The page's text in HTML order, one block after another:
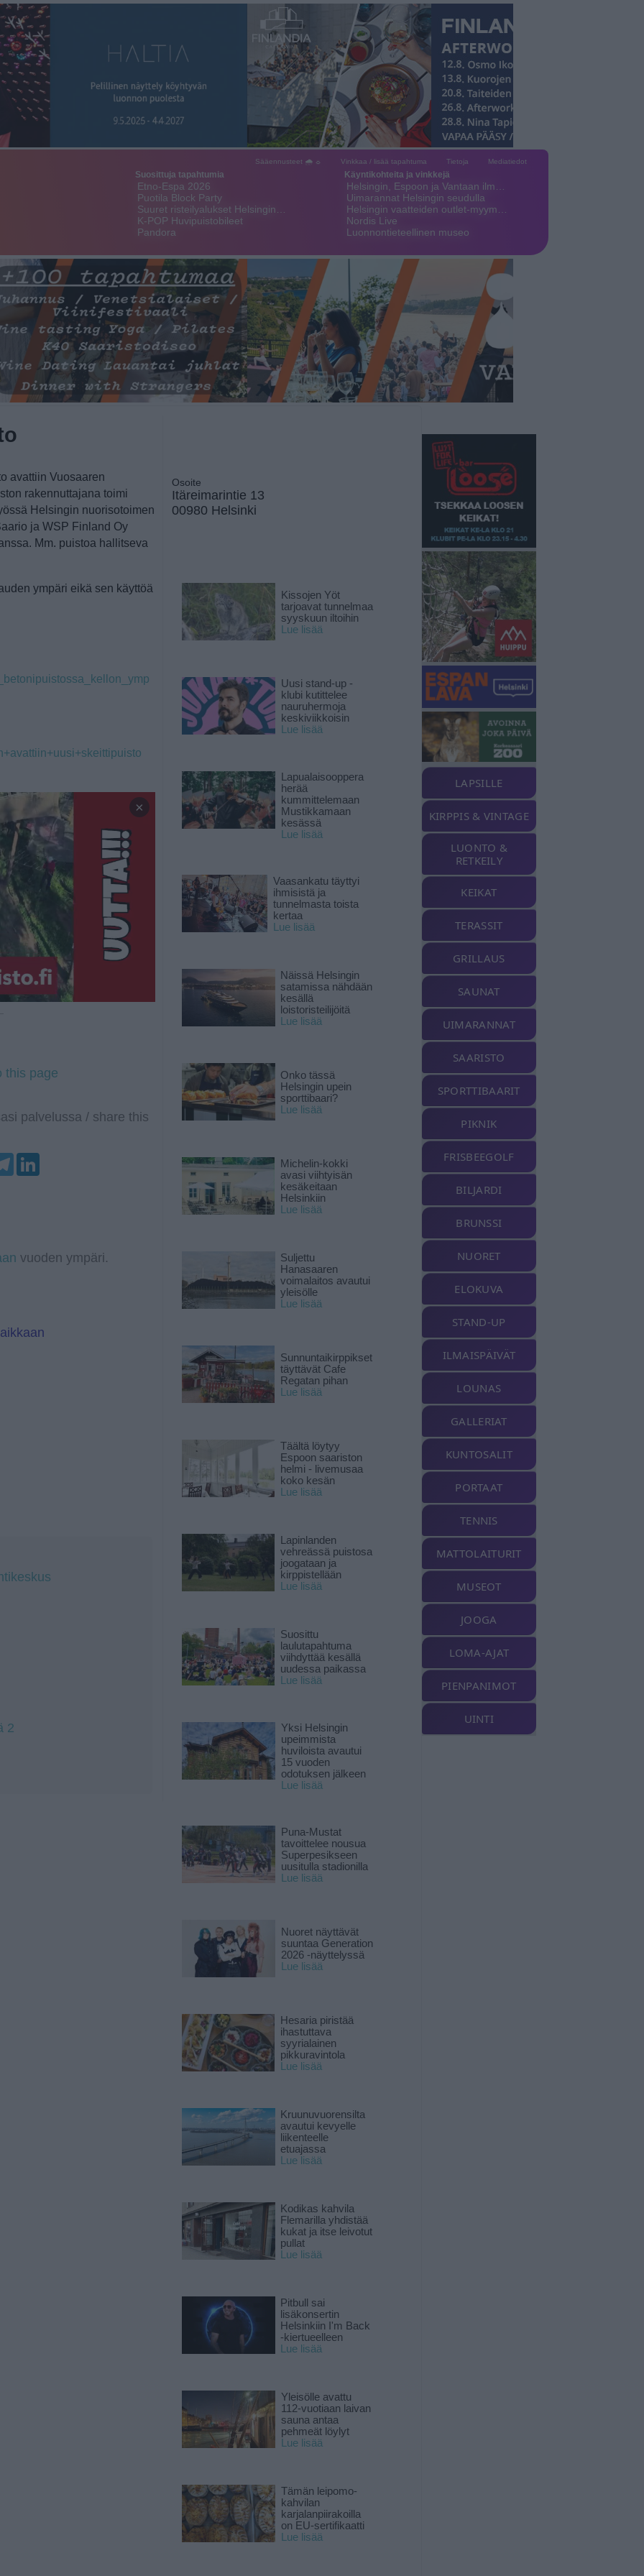
Sääennusteet 🌧 ☼ Vinkkaa / lisää tapahtuma Tietoja Mediatiedot
Suosittuja tapahtumia
Etno-Espa 2026
Puotila Block Party
Suuret risteilyalukset Helsingin…
K-POP Huvipuistobileet
Pandora
Käyntikohteita ja vinkkejä
Helsingin, Espoon ja Vantaan ilm…
Uimarannat Helsingin seudulla
Helsingin vaatteiden outlet-myym…
Nordis Live
Luonnontieteellinen museo
avattiin Vuosaaren
rakennuttajana toimi
Helsingin nuorisotoimen
ja WSP Finland Oy
Mm. puistoa hallitseva
ympäri eikä sen käyttöä
×
this page
palvelussa / share this
T
vuoden ympäri.
2
Osoite
Itäreimarintie 13
00980 Helsinki
Kissojen Yöt
tarjoavat tunnelmaa
syyskuun iltoihin
Lue lisää
Uusi stand-up -
klubi kutittelee
nauruhermoja
keskiviikkoisin
Lue lisää
Lapualaisooppera
herää
kummittelemaan
Mustikkamaan
kesässä
Lue lisää
Vaasankatu täyttyi
ihmisistä ja
tunnelmasta toista
kertaa
Lue lisää
Näissä Helsingin
satamissa nähdään
kesällä
loistoristeilijöitä
Lue lisää
Onko tässä
Helsingin upein
sporttibaari?
Lue lisää
Michelin-kokki
avasi viihtyisän
kesäkeitaan
Helsinkiin
Lue lisää
Suljettu
Hanasaaren
voimalaitos avautui
yleisölle
Lue lisää
Sunnuntaikirppikset
täyttävät Cafe
Regatan pihan
Lue lisää
Täältä löytyy
Espoon saariston
helmi - livemusaa
koko kesän
Lue lisää
Lapinlanden
vehreässä puistosa
joogataan ja
kirppistellään
Lue lisää
Suosittu
laulutapahtuma
viihdyttää kesällä
uudessa paikassa
Lue lisää
Yksi Helsingin
upeimmista
huviloista avautui
15 vuoden
odotuksen jälkeen
Lue lisää
Puna-Mustat
tavoittelee nousua
Superpesikseen
uusitulla stadionilla
Lue lisää
Nuoret näyttävät
suuntaa Generation
2026 -näyttelyssä
Lue lisää
Hesaria piristää
ihastuttava
syyrialainen
pikkuravintola
Lue lisää
Kruunuvuorensilta
avautui kevyelle
liikenteelle
etuajassa
Lue lisää
Kodikas kahvila
Flemarilla yhdistää
kukat ja itse leivotut
pullat
Lue lisää
Pitbull sai
lisäkonsertin
Helsinkiin I'm Back
-kiertueelleen
Lue lisää
Yleisölle avattu
112-vuotiaan laivan
sauna antaa
pehmeät löylyt
Lue lisää
Tämän leipomo-
kahvilan
karjalanpiirakoilla
on EU-sertifikaatti
Lue lisää
LAPSILLE
KIRPPIS & VINTAGE
LUONTO &
RETKEILY
KEIKAT
TERASSIT
GRILLAUS
SAUNAT
UIMARANNAT
SAARISTO
SPORTTIBAARIT
PIKNIK
FRISBEEGOLF
BILJARDI
BRUNSSI
NUORET
ELOKUVA
STAND-UP
ILMAISPÄIVÄT
LOUNAS
GALLERIAT
KUNTOSALIT
PORTAAT
TENNIS
MATTOLAITURIT
MUSEOT
JOOGA
LOMA-AJAT
PIENPANIMOT
UINTI